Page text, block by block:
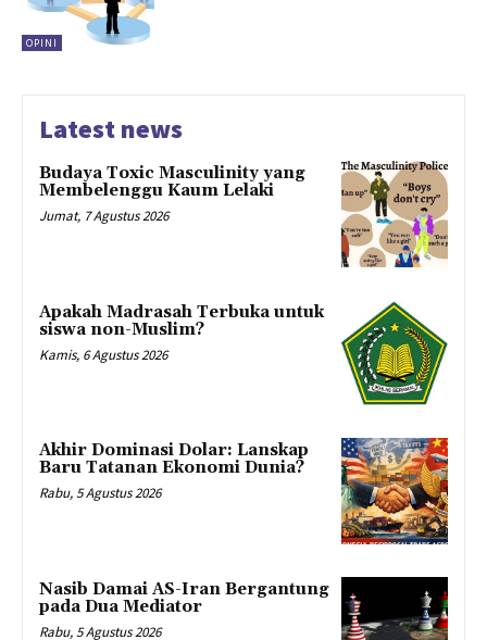
OPINI
Latest news
Budaya Toxic Masculinity yang
Membelenggu Kaum Lelaki
Jumat, 7 Agustus 2026
Apakah Madrasah Terbuka untuk
siswa non-Muslim?
Kamis, 6 Agustus 2026
Akhir Dominasi Dolar: Lanskap
Baru Tatanan Ekonomi Dunia?
Rabu, 5 Agustus 2026
Nasib Damai AS-Iran Bergantung
pada Dua Mediator
Rabu, 5 Agustus 2026